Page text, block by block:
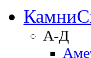
Камни
А-Д